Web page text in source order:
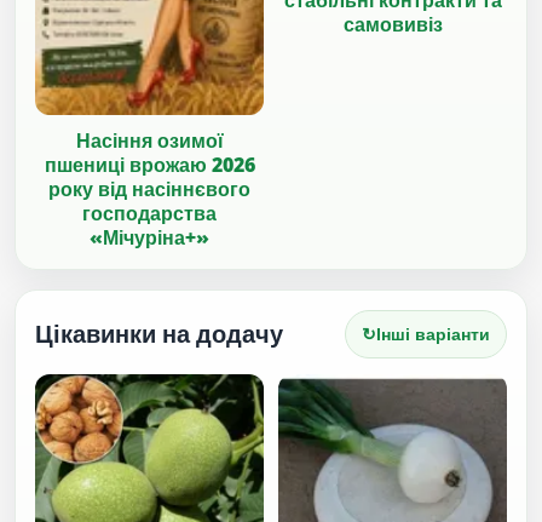
Насіння озимої
пшениці врожаю 2026
року від насіннєвого
господарства
«Мічуріна+»
самовивіз
Цікавинки на додачу ↻Інші варіанти